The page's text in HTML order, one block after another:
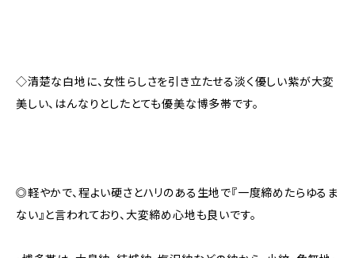
◇清楚な白地に、女性らしさを引き立たせる淡く優しい紫が大変
美しい、はんなりとしたとても優美な博多帯です。
◎軽やかで、程よい硬さとハリのある生地で『一度締めたらゆるま
ない』と言われており、大変締め心地も良いです。